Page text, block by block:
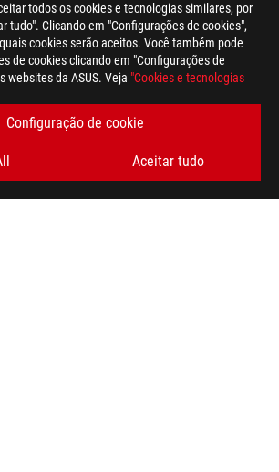
todos os cookies e tecnologias similares, por
tudo". Clicando em "Configurações de cookies",
cookies serão aceitos. Você também pode
de cookies clicando em "Configurações de
websites da ASUS. Veja "Cookies e tecnologias
Configuração de cookie
Aceitar tudo
HDMI High-Definition Multimedia Interface
HDMI são marcas comerciais ou
to HDMI 2.1 TMDS, and HDMI 2.1 was
ASUS is only entitled to set a